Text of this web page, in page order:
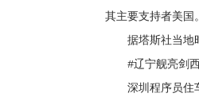
其主要支持者美国。
据塔斯社当地时
#辽宁舰亮剑西
深圳程序员住车